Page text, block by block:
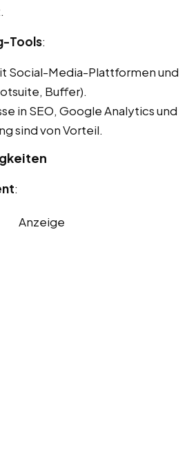
Tools:
Social-Media-Plattformen und
Buffer).
in SEO, Google Analytics und
sind von Vorteil.
:
Anzeige